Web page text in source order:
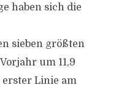
haben sich die
sieben größten
um 11,9
erster Linie am